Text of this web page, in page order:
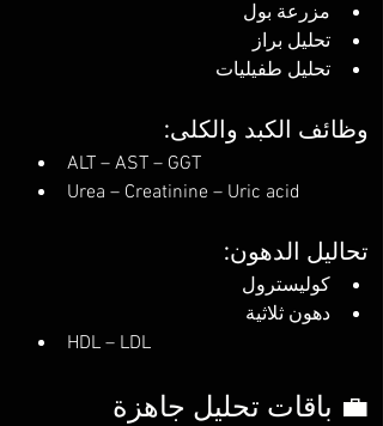
مزرعة بول
تحليل براز
تحليل طفيليات
وظائف الكبد والكلى:
ALT – AST – GGT
Urea – Creatinine – Uric acid
تحاليل الدهون:
كوليسترول
دهون ثلاثية
HDL – LDL
💼 باقات تحليل جاهزة